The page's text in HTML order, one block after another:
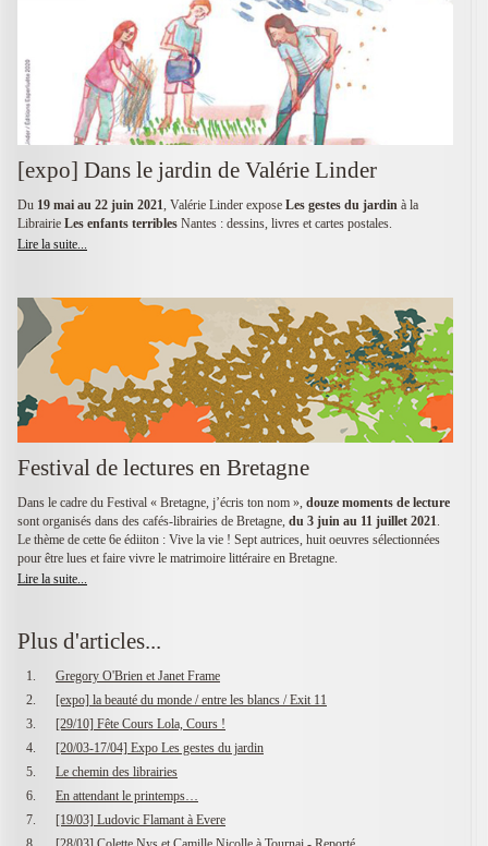
[expo] Dans le jardin de Valérie Linder
Du 19 mai au 22 juin 2021, Valérie Linder expose Les gestes du jardin à la
Librairie Les enfants terribles Nantes : dessins, livres et cartes postales.
Lire la suite...
Festival de lectures en Bretagne
Dans le cadre du Festival « Bretagne, j’écris ton nom », douze moments de lecture
sont organisés dans des cafés-librairies de Bretagne, du 3 juin au 11 juillet 2021.
Le thème de cette 6e édiiton : Vive la vie ! Sept autrices, huit oeuvres sélectionnées
pour être lues et faire vivre le matrimoire littéraire en Bretagne.
Lire la suite...
Plus d'articles...
Gregory O'Brien et Janet Frame
[expo] la beauté du monde / entre les blancs / Exit 11
[29/10] Fête Cours Lola, Cours !
[20/03-17/04] Expo Les gestes du jardin
Le chemin des librairies
En attendant le printemps…
[19/03] Ludovic Flamant à Evere